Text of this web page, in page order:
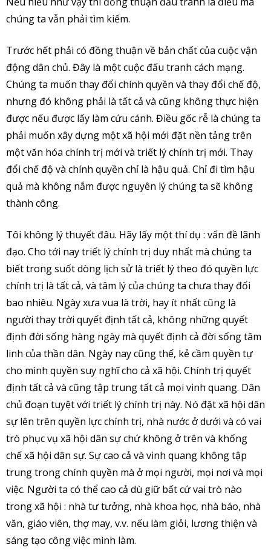
chúng ta vẫn phải tìm kiếm.
Trước hết phải có đồng thuận về bản chất của cuộc vận
động dân chủ. Đây là một cuộc đấu tranh cách mạng.
Chúng ta muốn thay đổi chính quyền và thay đổi chế độ,
nhưng đó không phải là tất cả và cũng không thực hiện
được nếu được lấy làm cứu cánh. Điều gốc rễ là chúng ta
phải muốn xây dựng một xã hội mới đặt nền tảng trên
một văn hóa chính trị mới và triết lý chính trị mới. Thay
đổi chế độ và chính quyền chỉ là hậu quả. Chỉ đi tìm hậu
quả mà không nắm được nguyên lý chúng ta sẽ không
thành công.
Tôi không lý thuyết đâu. Hãy lấy một thí dụ : vấn đề lãnh
đạo. Cho tới nay triết lý chính trị duy nhất mà chúng ta
biết trong suốt dòng lịch sử là triết lý theo đó quyền lực
chính trị là tất cả, và tâm lý của chúng ta chưa thay đổi
bao nhiêu. Ngày xưa vua là trời, hay ít nhất cũng là
người thay trời quyết định tất cả, không những quyết
định đời sống hàng ngày mà quyết định cả đời sống tâm
linh của thần dân. Ngày nay cũng thế, kẻ cầm quyền tự
cho mình quyền suy nghĩ cho cả xã hội. Chính trị quyết
định tất cả và cũng tập trung tất cả mọi vinh quang. Dân
chủ đoạn tuyệt với triết lý chính trị này. Nó đặt xã hội dân
sự lên trên quyền lực chính trị, nhà nước ở dưới và có vai
trò phục vụ xã hội dân sự chứ không ở trên và khống
chế xã hội dân sự. Sự cao cả và vinh quang không tập
trung trong chính quyền mà ở mọi người, mọi nơi và mọi
việc. Người ta có thể cao cả dù giữ bất cứ vai trò nào
trong xã hội : nhà tư tưởng, nhà khoa học, nhà báo, nhà
văn, giáo viên, thợ may, v.v. nếu làm giỏi, lương thiện và
sáng tạo công việc mình làm.